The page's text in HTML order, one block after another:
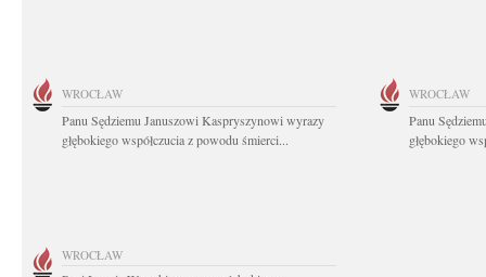
WROCŁAW
Panu Sędziemu Januszowi Kaspryszynowi wyrazy
głębokiego współczucia z powodu śmierci...
WROCŁAW
Panu
głębokiego
WROCŁAW